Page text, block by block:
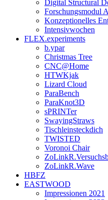
Digital Structural
Forschungsmodul
Konzeptionelles
Intensivwochen
FLEX.experiments
b.ypar
Christmas Tree
CNC@Home
HTWKjak
Lizard Cloud
ParaBench
ParaKnot3D
sPRINTer
SwayingStraws
Tischleinsteckdich
TWISTED
Voronoi Chair
ZoLinkR.Wave
HBFZ
EASTWOOD
Impressionen 2021